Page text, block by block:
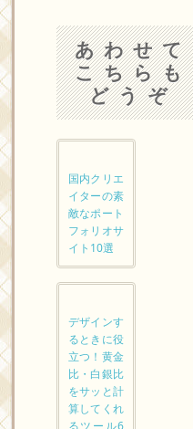
あわせて
こちらも
どうぞ
国内クリエ
イターの素
敵なポート
フォリオサ
イト10選
デザインす
るときに役
立つ！黄金
比・白銀比
をサッと計
算してくれ